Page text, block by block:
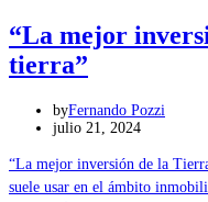
“La mejor
tierra”
byFernando Pozzi
julio 21, 2024
“La mejor inversión de la
suele usar en el ámbito